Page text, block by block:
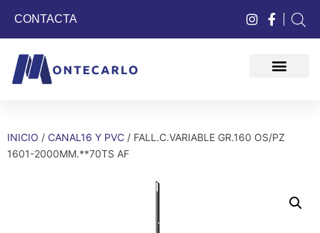
CONTACTA
INICIO / CANAL16 Y PVC / FALL.C.VARIABLE GR.160 OS/PZ
1601-2000MM.**70TS AF